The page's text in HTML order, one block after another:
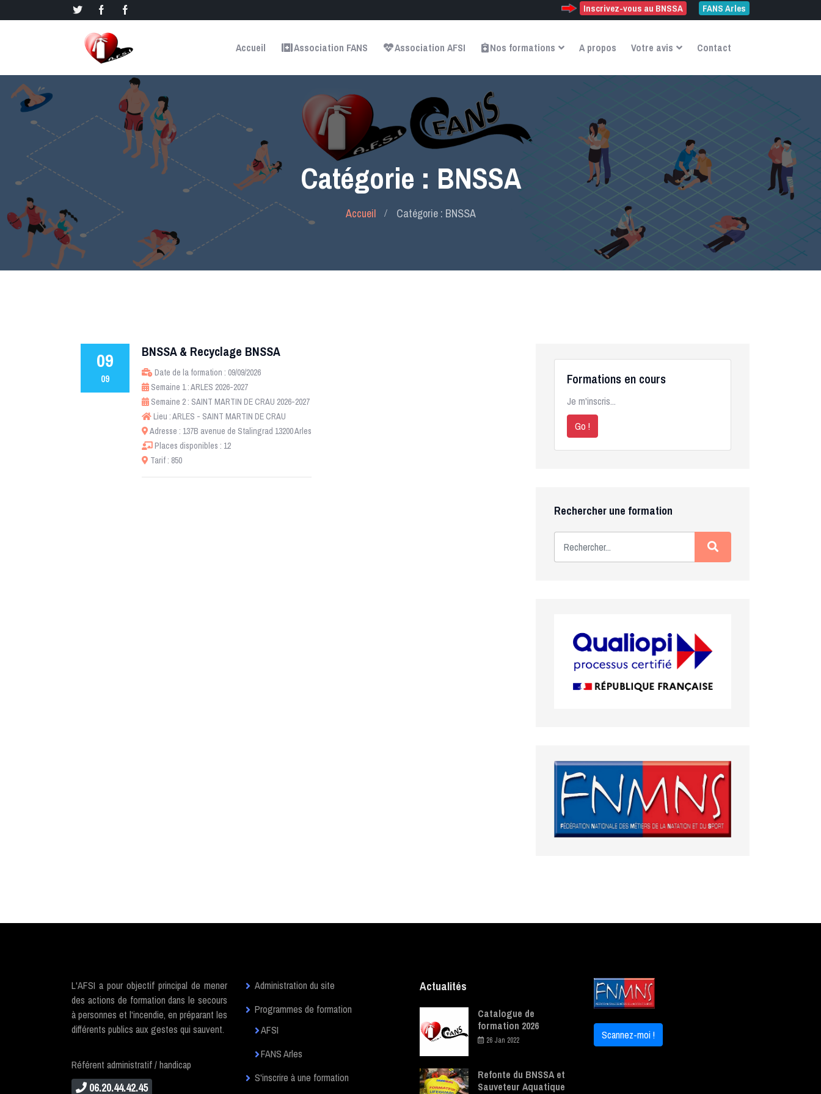
Inscrivez-vous au BNSSA FANS Arles
Accueil Association FANS Association AFSI Nos formations A propos Votre avis Contact
Catégorie : BNSSA
Accueil Catégorie : BNSSA
09
09
BNSSA & Recyclage BNSSA
Date de la formation : 09/09/2026
Semaine 1 : ARLES 2026-2027
Semaine 2 : SAINT MARTIN DE CRAU 2026-2027
Lieu : ARLES - SAINT MARTIN DE CRAU
Adresse : 137B avenue de Stalingrad 13200 Arles
Places disponibles : 12
Tarif : 850
Formations en cours
Je m'inscris...
Go !
Rechercher une formation
L'AFSI a pour objectif principal de mener
des actions de formation dans le secours
à personnes et l'incendie, en préparant les
différents publics aux gestes qui sauvent.
Référent administratif / handicap
06.20.44.42.45
Administration du site
Programmes de formation
AFSI
FANS Arles
S'inscrire à une formation
Actualités
Catalogue de
formation 2026
26 Jan 2022
Refonte du BNSSA et
Sauveteur Aquatique
Scannez-moi !